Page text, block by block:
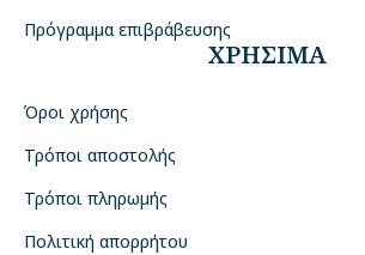
Πρόγραμμα επιβράβευσης
ΧΡΗΣΙΜΑ
Όροι χρήσης
Τρόποι αποστολής
Τρόποι πληρωμής
Πολιτική απορρήτου